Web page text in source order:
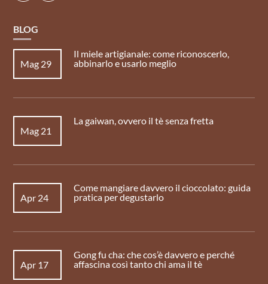
BLOG
Il miele artigianale: come riconoscerlo,
abbinarlo e usarlo meglio
Mag 29
La gaiwan, ovvero il tè senza fretta
Mag 21
Come mangiare davvero il cioccolato: guida
pratica per degustarlo
Apr 24
Gong fu cha: che cos’è davvero e perché
affascina così tanto chi ama il tè
Apr 17